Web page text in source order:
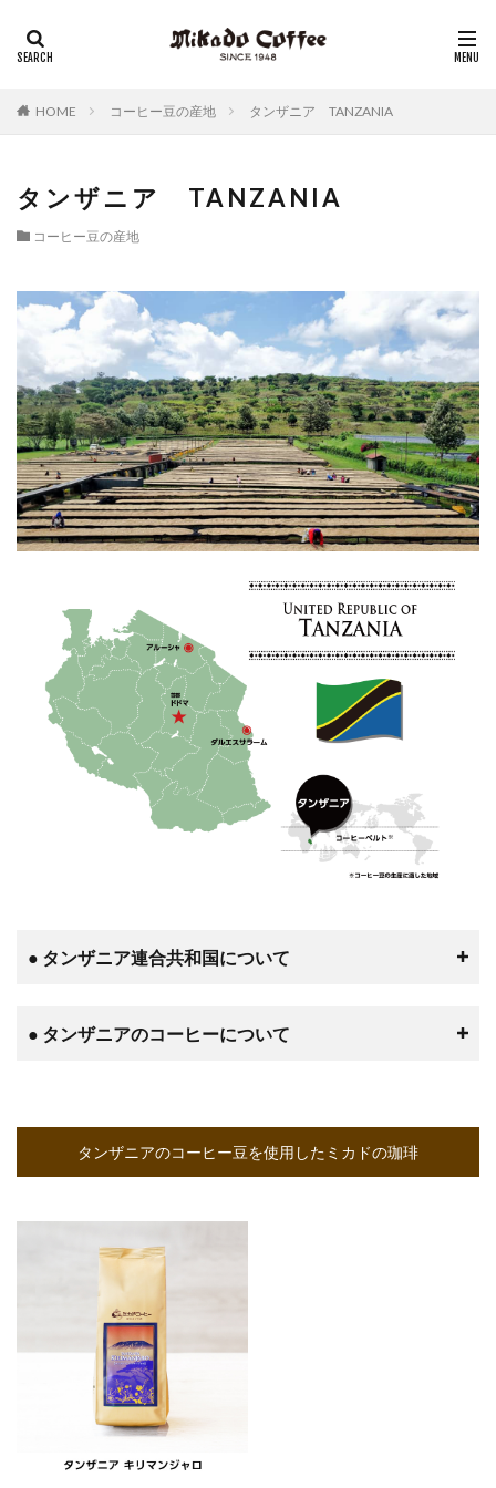
HOME コーヒー豆の産地 タンザニア TANZANIA
タンザニア TANZANIA
コーヒー豆の産地
● タンザニア連合共和国について
● タンザニアのコーヒーについて
タンザニアのコーヒー豆を使用したミカドの珈琲
リキッドコーヒー アイスコーヒー
チーズケーキ